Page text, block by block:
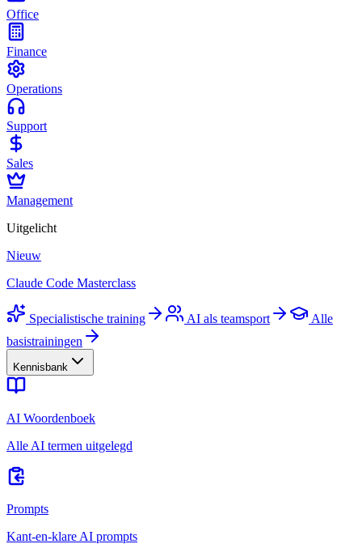
Office
Finance
Operations
Support
Sales
Management
Uitgelicht
Nieuw
Claude Code Masterclass
Specialistische training AI als teamsport
Alle
basistrainingen
Kennisbank
AI Woordenboek
Alle AI termen uitgelegd
Prompts
Kant-en-klare AI prompts